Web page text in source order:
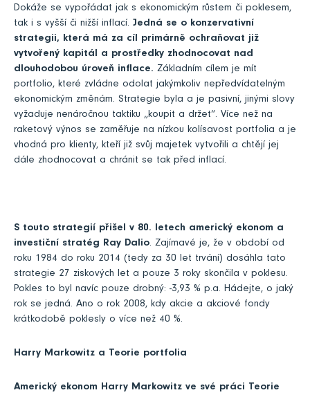
Dokáže se vypořádat jak s ekonomickým růstem či poklesem,
tak i s vyšší či nižší inflací. Jedná se o konzervativní
strategii, která má za cíl primárně ochraňovat již
vytvořený kapitál a prostředky zhodnocovat nad
dlouhodobou úroveň inflace. Základním cílem je mít
portfolio, které zvládne odolat jakýmkoliv nepředvídatelným
ekonomickým změnám. Strategie byla a je pasivní, jinými slovy
vyžaduje nenáročnou taktiku „koupit a držet“. Více než na
raketový výnos se zaměřuje na nízkou kolísavost portfolia a je
vhodná pro klienty, kteří již svůj majetek vytvořili a chtějí jej
dále zhodnocovat a chránit se tak před inflací.
S touto strategií přišel v 80. letech americký ekonom a
investiční stratég Ray Dalio. Zajímavé je, že v období od
roku 1984 do roku 2014 (tedy za 30 let trvání) dosáhla tato
strategie 27 ziskových let a pouze 3 roky skončila v poklesu.
Pokles to byl navíc pouze drobný: -3,93 % p.a. Hádejte, o jaký
rok se jedná. Ano o rok 2008, kdy akcie a akciové fondy
krátkodobě poklesly o více než 40 %.
Harry Markowitz a Teorie portfolia
Americký ekonom Harry Markowitz ve své práci Teorie